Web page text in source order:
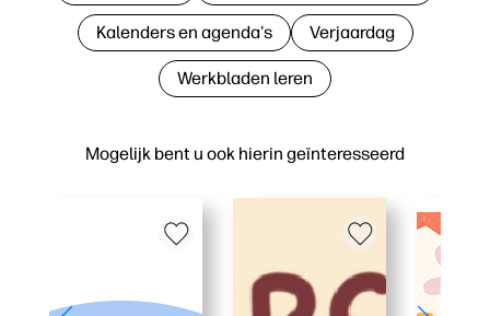
Mogelijk bent u ook hierin geïnteresseerd
Kalenders en agenda's Verjaardag
Werkbladen leren